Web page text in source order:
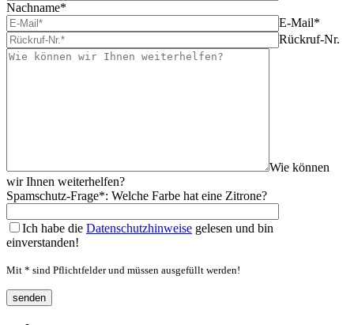
Nachname*
E-Mail*
Rückruf-Nr.
Wie können
wir Ihnen weiterhelfen?
Spamschutz-Frage*: Welche Farbe hat eine Zitrone?
Ich habe die Datenschutzhinweise gelesen und bin
einverstanden!
Mit * sind Pflichtfelder und müssen ausgefüllt werden!